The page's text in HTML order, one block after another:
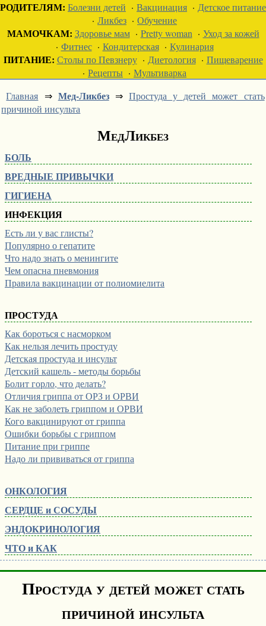
РОДИТЕЛЯМ: Болезни детей · Вакцинация · Детское питание
· Ликбез · Обучение
МАМОЧКАМ: Здоровье мам· Pretty woman · Уход за кожей
· Фитнес· Кондитерская· Кулинария
ПИТАНИЕ: Столы по Певзнеру· Диетология· Пищеварение
· Рецепты · Мультиварка
Главная ⇒ Мед-Ликбез⇒Простуда у детей может стать
причиной инсульта
МедЛикбез
БОЛЬ
ВРЕДНЫЕ ПРИВЫЧКИ
ГИГИЕНА
ИНФЕКЦИЯ
Есть ли у вас глисты?
Популярно о гепатите
Что надо знать о менингите
Чем опасна пневмония
Правила вакцинации от полиомиелита
ПРОСТУДА
Как бороться с насморком
Как нельзя лечить простуду
Детская простуда и инсульт
Детский кашель - методы борьбы
Болит горло, что делать?
Отличия гриппа от ОРЗ и ОРВИ
Как не заболеть гриппом и ОРВИ
Кого вакцинируют от гриппа
Ошибки борьбы с гриппом
Питание при гриппе
Надо ли прививаться от гриппа
ОНКОЛОГИЯ
СЕРДЦЕ и СОСУДЫ
ЭНДОКРИНОЛОГИЯ
ЧТО и КАК
Простуда у детей может стать
причиной инсульта